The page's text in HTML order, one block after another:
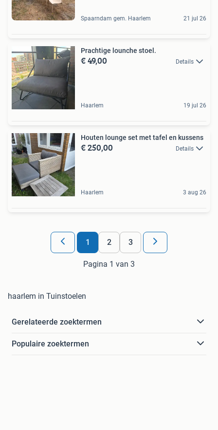
Spaarndam gem. Haarlem 21 jul 26
Prachtige lounche stoel.
€ 49,00 Details
Haarlem 19 jul 26
Houten lounge set met tafel en kussens
€ 250,00 Details
Haarlem 3 aug 26
1 2 3
Pagina 1 van 3
haarlem in Tuinstoelen
Gerelateerde zoektermen
Populaire zoektermen